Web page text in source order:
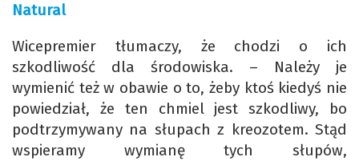
Natural
Wicepremier tłumaczy, że chodzi o ich
szkodliwość dla środowiska. – Należy je
wymienić też w obawie o to, żeby ktoś kiedyś nie
powiedział, że ten chmiel jest szkodliwy, bo
podtrzymywany na słupach z kreozotem. Stąd
wspieramy wymianę tych słupów,